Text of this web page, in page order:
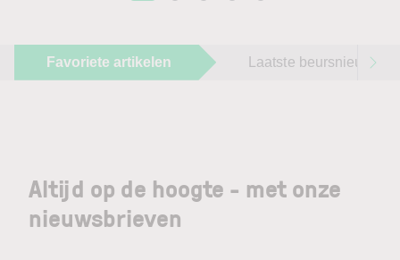
Favoriete artikelen Laatste beursnieuws
Altijd op de hoogte - met onze
nieuwsbrieven